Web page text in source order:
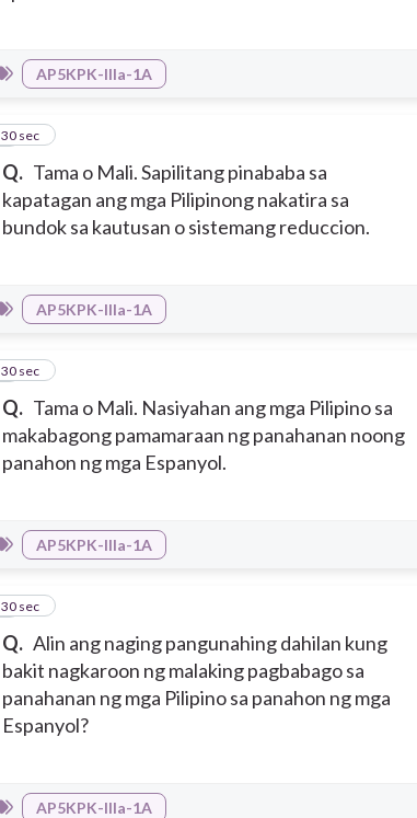
AP5KPK-IIIa-1A
Q. Tama o Mali. Sapilitang pinababa sa
kapatagan ang mga Pilipinong nakatira sa
bundok sa kautusan o sistemang reduccion.
4
30 sec
AP5KPK-IIIa-1A
Q. Tama o Mali. Nasiyahan ang mga Pilipino sa
makabagong pamamaraan ng panahanan noong
panahon ng mga Espanyol.
5
30 sec
AP5KPK-IIIa-1A
Q. Alin ang naging pangunahing dahilan kung
bakit nagkaroon ng malaking pagbabago sa
panahanan ng mga Pilipino sa panahon ng mga
Espanyol?
6
30 sec
AP5KPK-IIIa-1A